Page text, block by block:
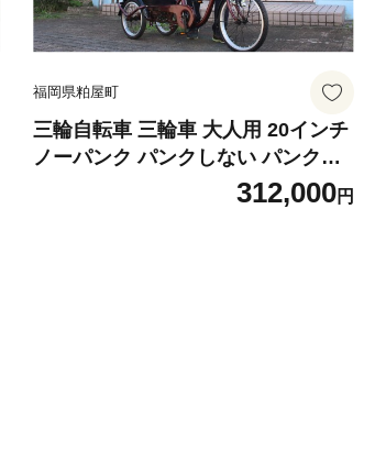
福岡県粕屋町
三輪自転車 三輪車 大人用 20インチ
ノーパンク パンクしない パンクレ
ス パンクしない 高齢者 シニア カゴ
付き 3輪 安定 通院 買い物 免許返納
312,000円